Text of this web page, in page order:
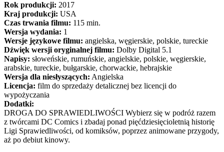
Rok produkcji: 2017
Kraj produkcji: USA
Czas trwania filmu: 115 min.
Wersja wydania: 1
Wersje językowe filmu: angielska, węgierskie, polskie, tureckie
Dźwięk wersji oryginalnej filmu: Dolby Digital 5.1
Napisy: słoweńskie, rumuńskie, angielskie, polskie, węgierskie,
arabskie, tureckie, bułgarskie, chorwackie, hebrajskie
Wersja dla niesłyszących: Angielska
Licencja: film do sprzedaży detalicznej bez licencji do
wypożyczania
Dodatki:
DROGA DO SPRAWIEDLIWOŚCI Wybierz się w podróż razem
z twórcami DC Comics i zbadaj ponad pięćdziesięcioletnią historię
Ligi Sprawiedliwości, od komiksów, poprzez animowane przygody,
aż po debiut kinowy.